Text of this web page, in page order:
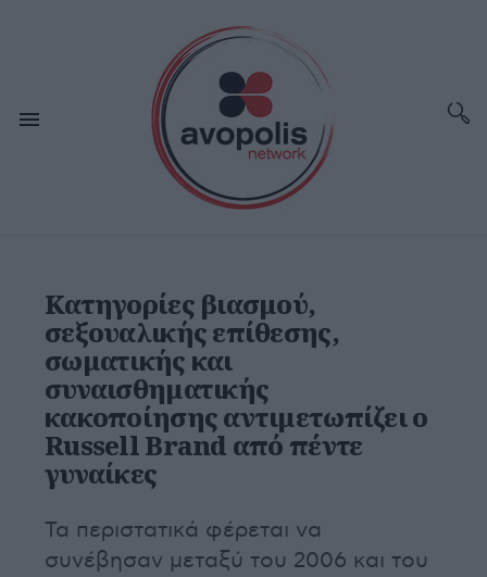
Κατηγορίες βιασμού,
σεξουαλικής επίθεσης,
σωματικής και
συναισθηματικής
κακοποίησης αντιμετωπίζει ο
Russell Brand από πέντε
γυναίκες
Τα περιστατικά φέρεται να
συνέβησαν μεταξύ του 2006 και του